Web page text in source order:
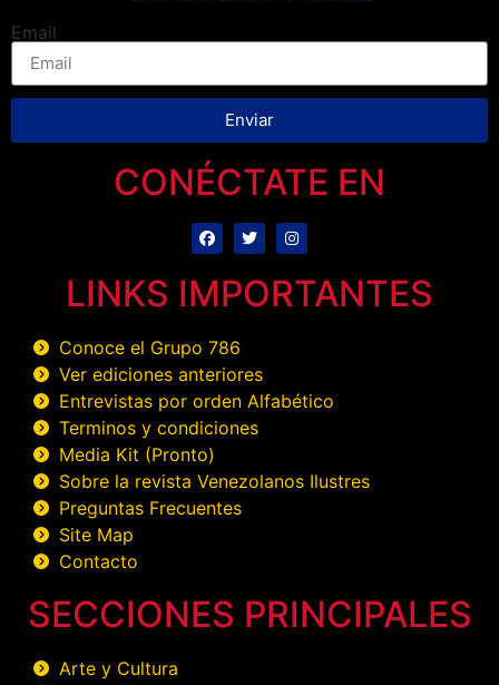
Email
Enviar
CONÉCTATE EN
LINKS IMPORTANTES
Conoce el Grupo 786
Ver ediciones anteriores
Entrevistas por orden Alfabético
Terminos y condiciones
Media Kit (Pronto)
Sobre la revista Venezolanos Ilustres
Preguntas Frecuentes
Site Map
Contacto
SECCIONES PRINCIPALES
Arte y Cultura